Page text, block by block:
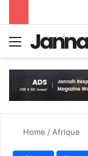
Menu
Home / Afrique